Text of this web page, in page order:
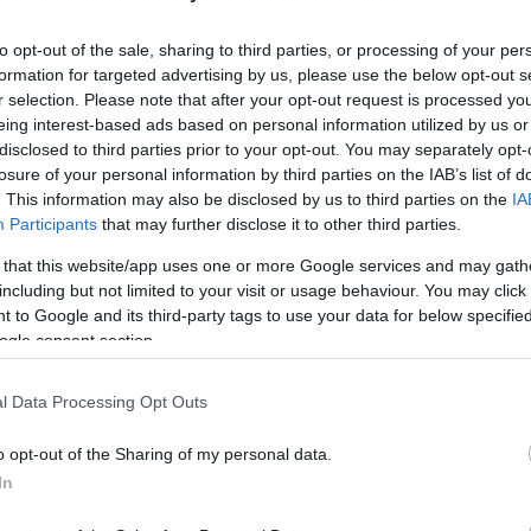
opt-out of the sale, sharing to third parties, or processing of your
for targeted advertising by us, please use the below opt-out
selection. Please note that after your opt-out request is processed
interest-based ads based on personal information utilized by us
to third parties prior to your opt-out. You may separately
of your personal information by third parties on the IAB’s list of
This information may also be disclosed by us to third parties on the
Participants that may further disclose it to other third parties.
that this website/app uses one or more Google services and may
but not limited to your visit or usage behaviour. You may
to Google and its third-party tags to use your data for below
consent section.
Data Processing Opt Outs
opt-out of the Sharing of my personal data.
ΤηςEurohoops Team /
info@eurohoops.net
Μετά από την ολοκλήρωση της
κανονικής σεζόν τηςStoiximan GBL
και τα έντονα παράπονα που
εξέφρασε οΠΑΟΚγια την διαιτησία
στο ματς στηΡόδο κόντρα στον
Κολοσσό, η ομάδα τηςΘεσσαλονίκης
στρέφει την προσοχή της, στην
, με αντίπαλο τηΣολέστο «PAOK Sports
(26/03, 20:15).